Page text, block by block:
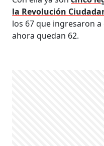
la Revolución
los 67 que ingresaron
ahora quedan 62.